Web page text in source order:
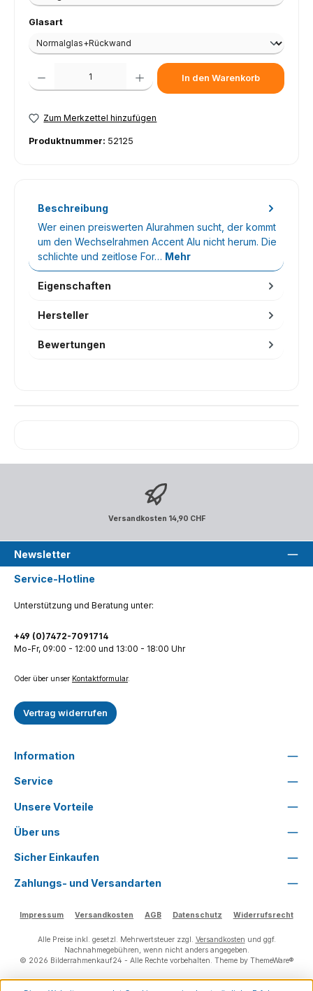
Glasartauswählen
Produkt Anzahl: Gib den gewünschten Wert ein oder benutze die
In den Warenkorb
Zum Merkzettel hinzufügen
Produktnummer: 52125
Beschreibung
Wer einen preiswerten Alurahmen sucht, der kommt
um den Wechselrahmen Accent Alu nicht herum. Die
schlichte und zeitlose For… Mehr
Eigenschaften
Hersteller
Bewertungen
Versandkosten 14,90 CHF
Newsletter
Service-Hotline
Unterstützung und Beratung unter:
+49 (0)7472-7091714
Mo-Fr, 09:00 - 12:00 und 13:00 - 18:00 Uhr
Oder über unser Kontaktformular.
Vertrag widerrufen
Information
Service
Unsere Vorteile
Über uns
Sicher Einkaufen
Zahlungs- und Versandarten
Impressum Versandkosten AGB Datenschutz Widerrufsrecht
Alle Preise inkl. gesetzl. Mehrwertsteuer zzgl. Versandkosten und ggf.
Nachnahmegebühren, wenn nicht anders angegeben.
© 2026 Bilderrahmenkauf24 - Alle Rechte vorbehalten. Theme by ThemeWare®